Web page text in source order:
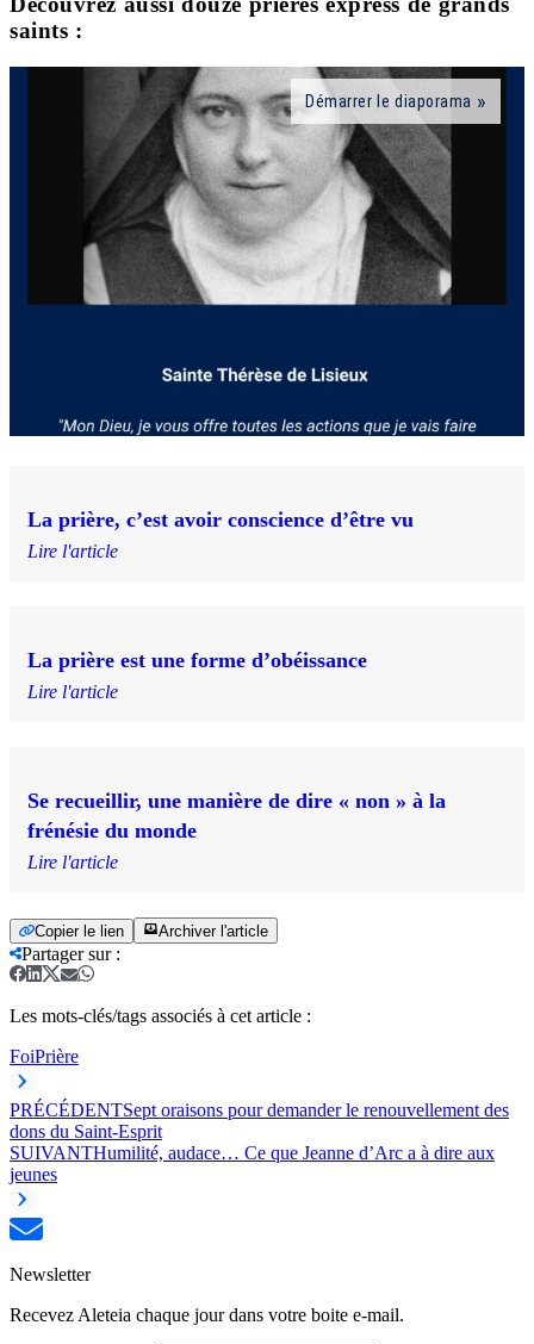
saints :
Démarrer le diaporama
La prière, c’est avoir conscience d’être vu
Lire l'article
La prière est une forme d’obéissance
Lire l'article
Se recueillir, une manière de dire « non » à la
frénésie du monde
Lire l'article
Copier le lien Archiver l'article
Partager sur:
Les mots-clés/tags associés à cet article :
FoiPrière
PRÉCÉDENTSept oraisons pour demander le renouvellement des
dons du Saint-Esprit
SUIVANTHumilité, audace… Ce que Jeanne d’Arc a à dire aux
jeunes
Newsletter
Recevez Aleteia chaque jour dans votre boite e-mail.